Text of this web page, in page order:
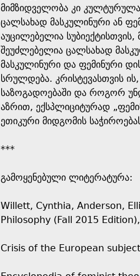
e
მიმზიდველობა კი
ცალსახად მასკულინური ან
აუცილებელია
შეუძლებელია ცალსახად
მასკულინური და ფემინური
სრულდება. კრისტევასთვის
საზოგადოებაში და როგორ
აზრით, ექსპლიციტურად
ეთიკური მიდგომის
***
გამოყენებული ლიტერატურა:
Willett, Cynthia, Anderson,
Philosophy (Fall 2015
Crisis of the European